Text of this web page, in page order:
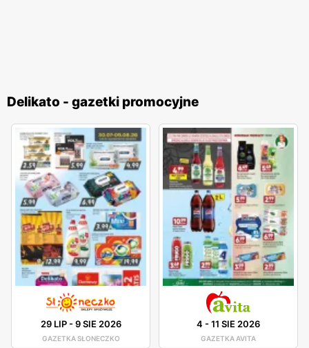
Delikato - gazetki promocyjne
29 LIP-9 SIE 2026
GAZETKA SŁONECZKO
4 -11 SIE 2026
GAZETKA AVITA